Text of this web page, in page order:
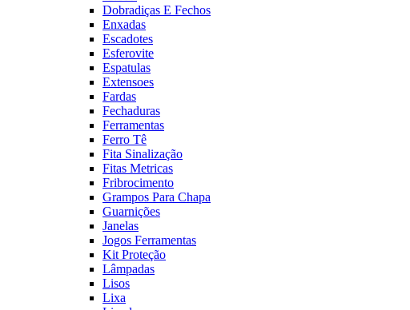
Dobradiças E Fechos
Enxadas
Escadotes
Esferovite
Espatulas
Extensoes
Fardas
Fechaduras
Ferramentas
Ferro Tê
Fita Sinalização
Fitas Metricas
Fribrocimento
Grampos Para Chapa
Guarnições
Janelas
Jogos Ferramentas
Kit Proteção
Lâmpadas
Lisos
Lixa